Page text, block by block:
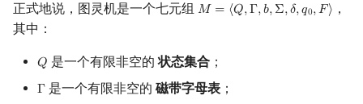
可构造函数
时间可构造函数
空间可构造函数
正式地说，图灵机是一个七元组 𝑀 = ⟨𝑄,Γ,𝑏,Σ,𝛿,𝑞0,𝐹⟩
M= ⟨Q ,Γ,b,Σ,δ,q0,F⟩
，
其中：
𝑄
Q 是一个有限非空的状态集合；
Γ
Γ 是一个有限非空的 磁带字母表 ；